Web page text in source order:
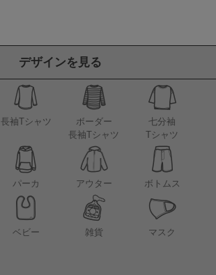
デザインを見る
長袖Tシャツ
ボーダー
長袖Tシャツ
七分袖
Tシャツ
パーカ アウター ボトムス
ベビー 雑貨 マスク